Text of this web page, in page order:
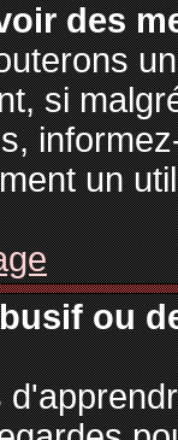
des
si
un
ou